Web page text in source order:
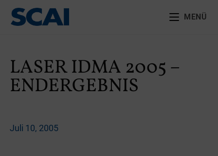
MENÜ
LASER IDMA 2005 –
ENDERGEBNIS
Juli 10, 2005